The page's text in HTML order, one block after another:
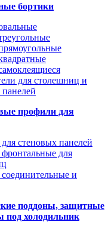
бортики
для столешниц и
профили для
стеновых панелей
для
и
поддоны, защитные
под холодильник